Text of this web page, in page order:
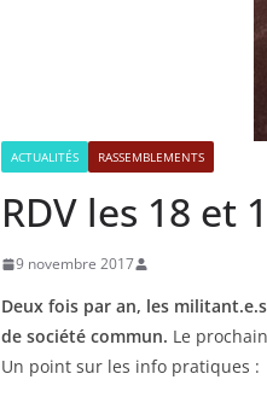
ACTUALITÉS RASSEMBLEMENTS
RDV les 18 et
9 novembre 2017
Deux fois par an, les
de société commun. Le
Un point sur les info pratiques :